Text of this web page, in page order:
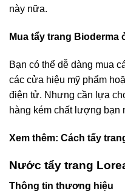
này nữa.
Mua tẩy trang Bioderma
Bạn có thể dễ dàng mua
các cửa hiệu mỹ phẩm
điện tử. Nhưng cần lựa
hàng kém chất lượng bạn
Xem thêm: Cách tẩy
Nước tẩy trang
Thông tin thương hiệu